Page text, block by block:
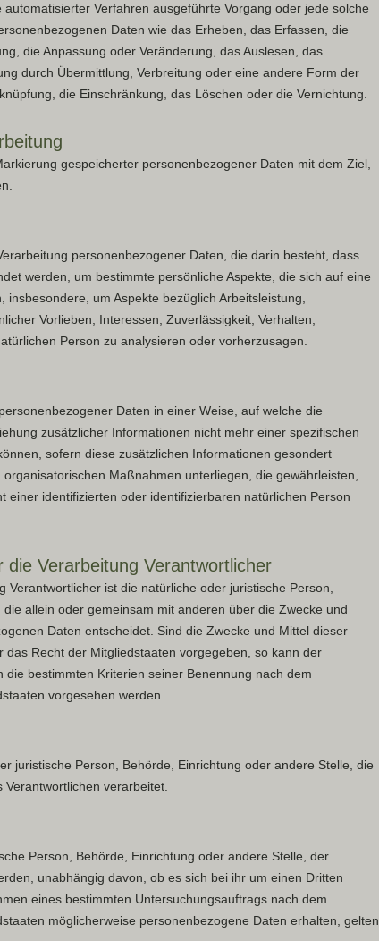
Verfahren ausgeführte Vorgang oder jede solche
Daten wie das Erheben, das Erfassen, die
die Anpassung oder Veränderung, das Auslesen, das
durch Übermittlung, Verbreitung oder eine andere Form der
die Einschränkung, das Löschen oder die Vernichtung.
gespeicherter personenbezogener Daten mit dem Ziel,
personenbezogener Daten, die darin besteht, dass
werden, um bestimmte persönliche Aspekte, die sich auf eine
um Aspekte bezüglich Arbeitsleistung,
Vorlieben, Interessen, Zuverlässigkeit, Verhalten,
Person zu analysieren oder vorherzusagen.
Daten in einer Weise, auf welche die
zusätzlicher Informationen nicht mehr einer spezifischen
sofern diese zusätzlichen Informationen gesondert
Maßnahmen unterliegen, die gewährleisten,
einer identifizierten oder identifizierbaren natürlichen Person
Verarbeitung Verantwortlicher
Verantwortlicher ist die natürliche oder juristische Person,
allein oder gemeinsam mit anderen über die Zwecke und
Daten entscheidet. Sind die Zwecke und Mittel dieser
Recht der Mitgliedstaaten vorgegeben, so kann der
bestimmten Kriterien seiner Benennung nach dem
vorgesehen werden.
juristische Person, Behörde, Einrichtung oder andere Stelle, die
verarbeitet.
Person, Behörde, Einrichtung oder andere Stelle, der
unabhängig davon, ob es sich bei ihr um einen Dritten
eines bestimmten Untersuchungsauftrags nach dem
möglicherweise personenbezogene Daten erhalten, gelten